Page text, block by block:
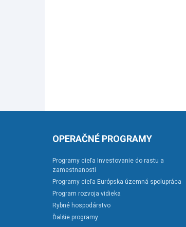
OPERAČNÉ PROGRAMY
Programy cieľa Investovanie do rastu a
zamestnanosti
Programy cieľa Európska územná spolupráca
Program rozvoja vidieka
Rybné hospodárstvo
Ďalšie programy